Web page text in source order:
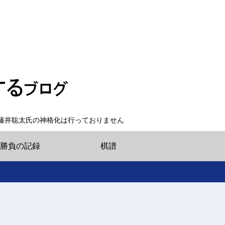
聡太氏の神格化は行っておりません
勝負の記録 棋譜